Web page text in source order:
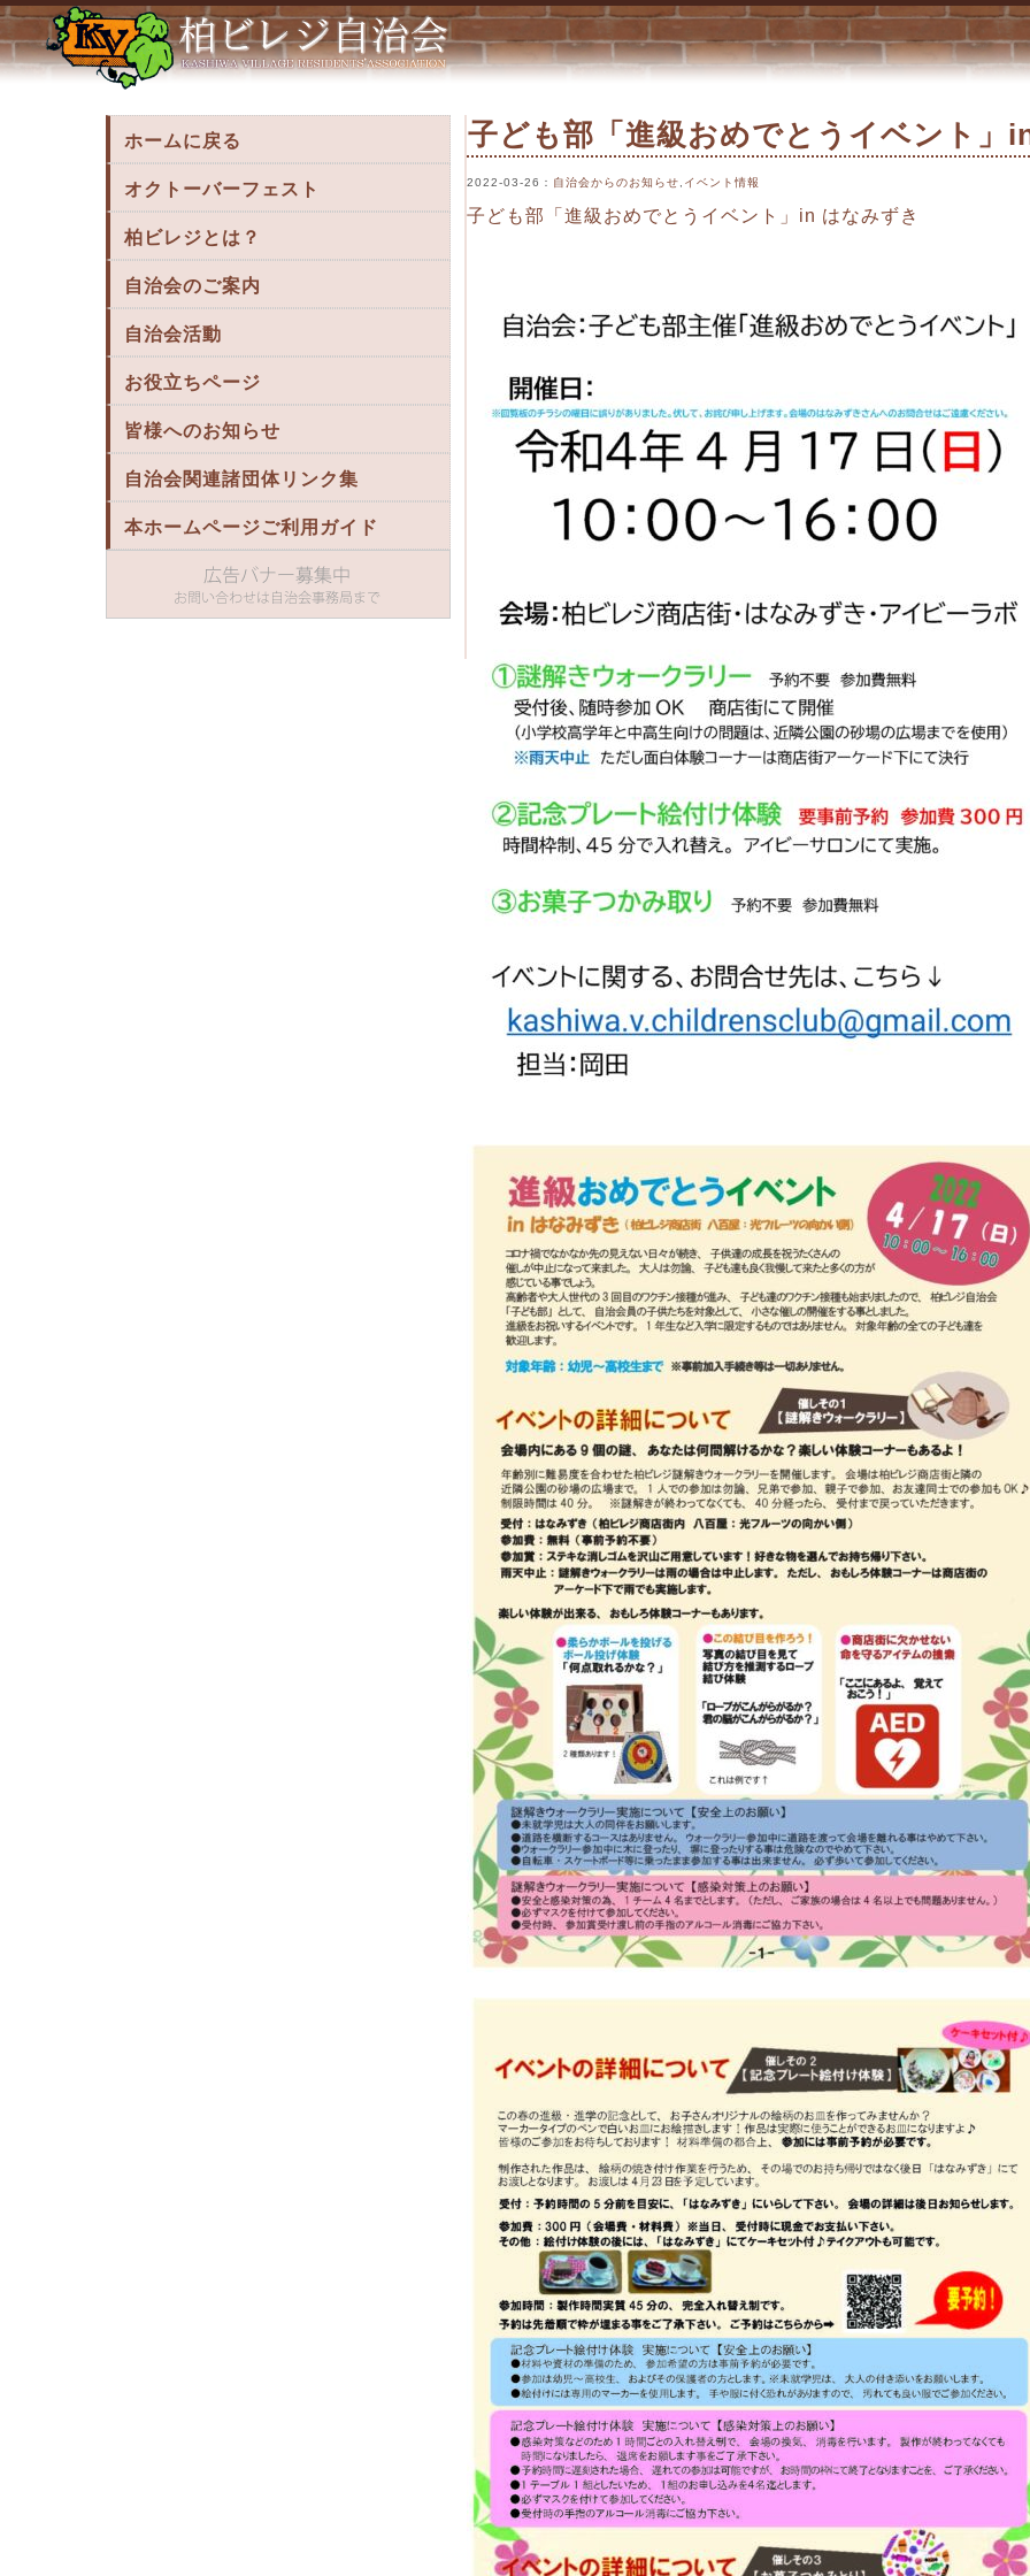
子ども部「進級おめでとうイベント」in はなみずき 4/17 « 柏ビレジ
子ども部「進級おめでとうイベント」
2022-03-26 ： 自治会からのお知らせ イベント情報
子ども部「進級おめでとうイベント」in はなみずき
ホームに戻る
オクトーバーフェスト
柏ビレジとは？
自治会のご案内
自治会活動
お役立ちページ
皆様へのお知らせ
自治会関連諸団体リンク集
本ホームページご利用ガイド